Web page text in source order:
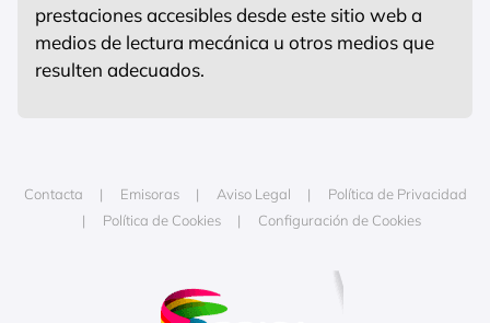
prestaciones accesibles desde este sitio web a
medios de lectura mecánica u otros medios que
resulten adecuados.
Contacta Emisoras Aviso Legal
Política de Privacidad
Política de Cookies
Configuración de Cookies